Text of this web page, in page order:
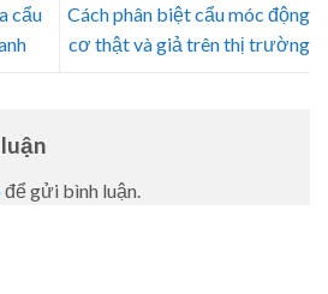
cẩu
Cách phân biệt cẩu móc động
cơ thật và giả trên thị trường
để gửi bình luận.